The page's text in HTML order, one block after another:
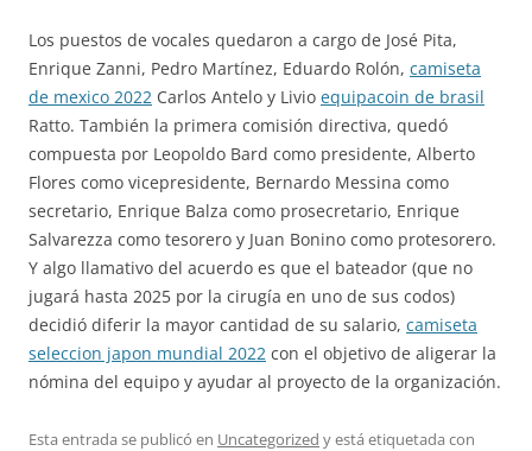
Los puestos de vocales quedaron a cargo de José Pita,
Enrique Zanni, Pedro Martínez, Eduardo Rolón, camiseta
de mexico 2022 Carlos Antelo y Livio equipacoin de brasil
Ratto. También la primera comisión directiva, quedó
compuesta por Leopoldo Bard como presidente, Alberto
Flores como vicepresidente, Bernardo Messina como
secretario, Enrique Balza como prosecretario, Enrique
Salvarezza como tesorero y Juan Bonino como protesorero.
Y algo llamativo del acuerdo es que el bateador (que no
jugará hasta 2025 por la cirugía en uno de sus codos)
decidió diferir la mayor cantidad de su salario, camiseta
seleccion japon mundial 2022 con el objetivo de aligerar la
nómina del equipo y ayudar al proyecto de la organización.
Esta entrada se publicó en Uncategorized y está etiquetada con